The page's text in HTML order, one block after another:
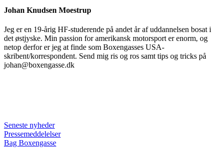
Johan Knudsen Moestrup
Jeg er en 19-årig HF-studerende på andet år af uddannelsen bosat i
det østjyske. Min passion for amerikansk motorsport er enorm, og
netop derfor er jeg at finde som Boxengasses USA-
skribent/korrespondent. Send mig ris og ros samt tips og tricks på
johan@boxengasse.dk
Seneste nyheder
Pressemeddelelser
Bag Boxengasse